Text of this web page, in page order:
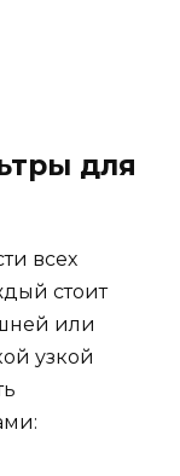
для
всех
стоит
или
узкой